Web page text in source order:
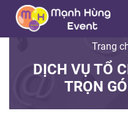
Trang
DỊCH VỤ TỔ
TRỌN